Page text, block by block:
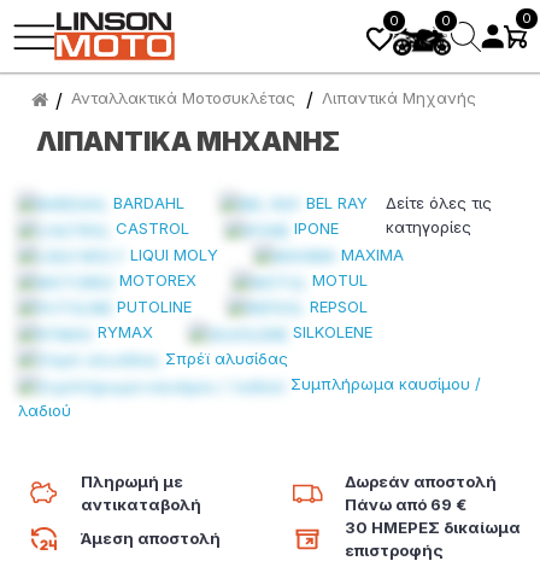
0 0 0
Ανταλλακτικά Μοτοσυκλέτας Λιπαντικά Μηχανής
ΛΙΠΑΝΤΙΚΆ ΜΗΧΑΝΉΣ
BARDAHL
BEL RAY
CASTROL
IPONE
LIQUI MOLY
MAXIMA
MOTOREX
MOTUL
PUTOLINE
REPSOL
RYMAX
SILKOLENE
Σπρέϊ αλυσίδας
Συμπλήρωμα καυσίμου /
λαδιού
Δείτε όλες τις
κατηγορίες
Πληρωμή με
αντικαταβολή
Δωρεάν αποστολή
Πάνω από 69 €
Άμεση αποστολή
30 ΗΜΕΡΕΣ δικαίωμα
επιστροφής